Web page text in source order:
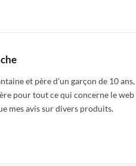
et père d'un garçon de 10
pour tout ce qui concerne le
mes avis sur divers produits.